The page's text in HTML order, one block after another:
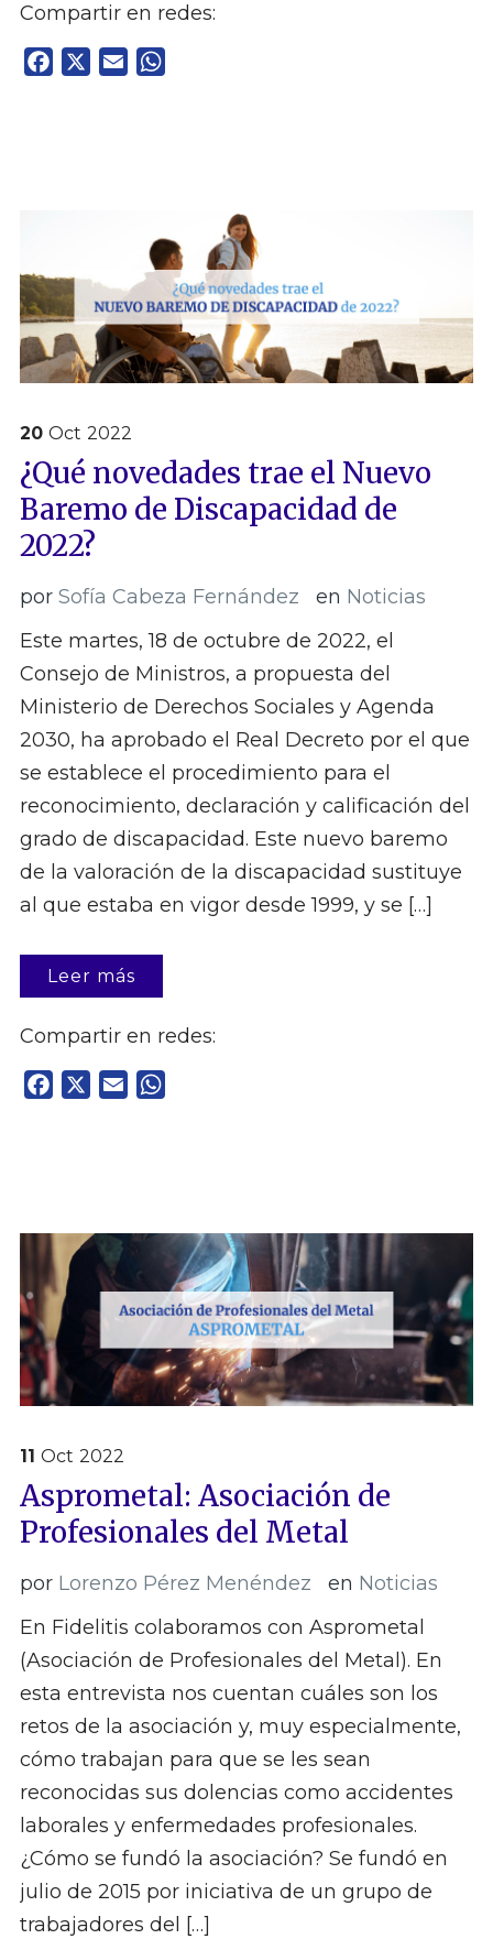
Compartir en redes:
Facebook Email
20 Oct 2022
¿Qué novedades trae el Nuevo
Baremo de Discapacidad de
2022?
por Sofía Cabeza Fernández en Noticias
Este martes, 18 de octubre de 2022, el
Consejo de Ministros, a propuesta del
Ministerio de Derechos Sociales y Agenda
2030, ha aprobado el Real Decreto por el que
se establece el procedimiento para el
reconocimiento, declaración y calificación del
grado de discapacidad. Este nuevo baremo
de la valoración de la discapacidad sustituye
al que estaba en vigor desde 1999, y se […]
Leer más
Compartir en redes:
Facebook Email
11 Oct 2022
Asprometal: Asociación de
Profesionales del Metal
por Lorenzo Pérez Menéndez en Noticias
En Fidelitis colaboramos con Asprometal
(Asociación de Profesionales del Metal). En
esta entrevista nos cuentan cuáles son los
retos de la asociación y, muy especialmente,
cómo trabajan para que se les sean
reconocidas sus dolencias como accidentes
laborales y enfermedades profesionales.
¿Cómo se fundó la asociación? Se fundó en
julio de 2015 por iniciativa de un grupo de
trabajadores del […]